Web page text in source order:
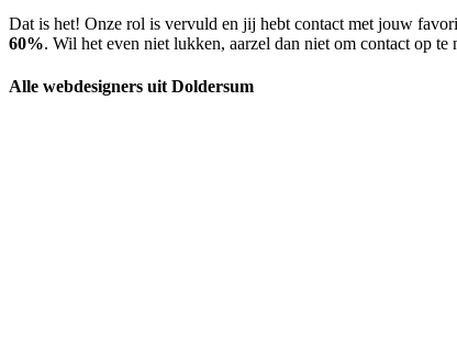
Dat is het! Onze rol is vervuld en jij hebt contact met jouw
60%. Wil het even niet lukken, aarzel dan niet om contact op
Alle webdesigners uit Doldersum